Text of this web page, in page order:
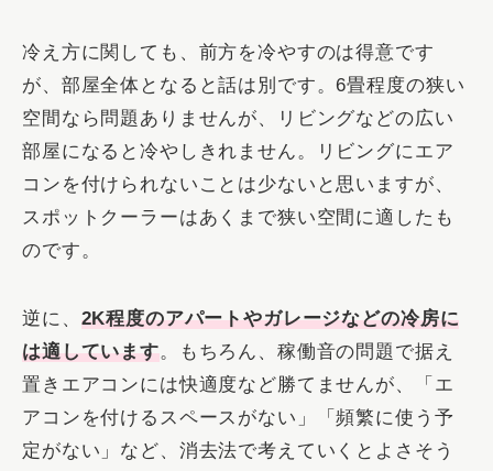
冷え方に関しても、前方を冷やすのは得意です
が、部屋全体となると話は別です。6畳程度の狭い
空間なら問題ありませんが、リビングなどの広い
部屋になると冷やしきれません。リビングにエア
コンを付けられないことは少ないと思いますが、
スポットクーラーはあくまで狭い空間に適したも
のです。
逆に、 2K程度のアパートやガレージなどの冷房に
は適しています。もちろん、稼働音の問題で据え
置きエアコンには快適度など勝てませんが、「エ
アコンを付けるスペースがない」「頻繁に使う予
定がない」など、消去法で考えていくとよさそう